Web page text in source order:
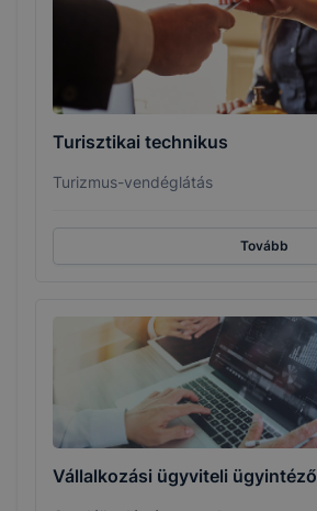
Turisztikai technikus
Turizmus-vendéglátás
Tovább
Vállalkozási ügyviteli ügyintéző